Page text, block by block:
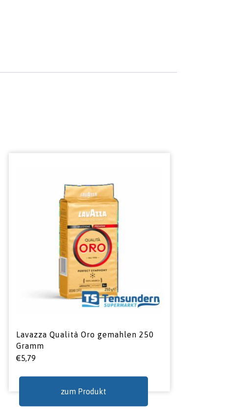
Lavazza Qualità Oro gemahlen 250
Gramm
€5,79
zum Produkt